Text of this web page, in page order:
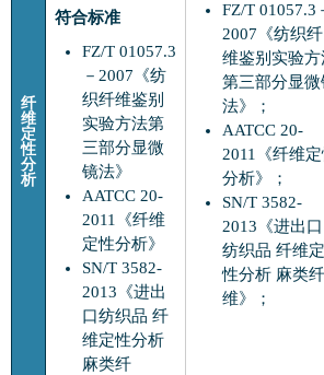
纤
维
定
性
分
析
符合标准
FZ/T 01057.3
－2007《纺
织纤维鉴别
实验方法第
三部分显微
镜法》
AATCC 20-
2011《纤维
定性分析》
SN/T 3582-
2013《进出
口纺织品 纤
维定性分析
麻类纤
FZ/T 01057.3
2007《纺织纤
维鉴别实验方
第三部分显微
法》；
AATCC 20-
2011《纤维
分析》；
SN/T 3582-
2013《进出口
纺织品 纤维定
性分析 麻类纤
维》；